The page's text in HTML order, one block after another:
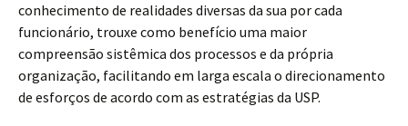
conhecimento de realidades diversas da sua por cada
funcionário, trouxe como benefício uma maior
compreensão sistêmica dos processos e da própria
organização, facilitando em larga escala o direcionamento
de esforços de acordo com as estratégias da USP.